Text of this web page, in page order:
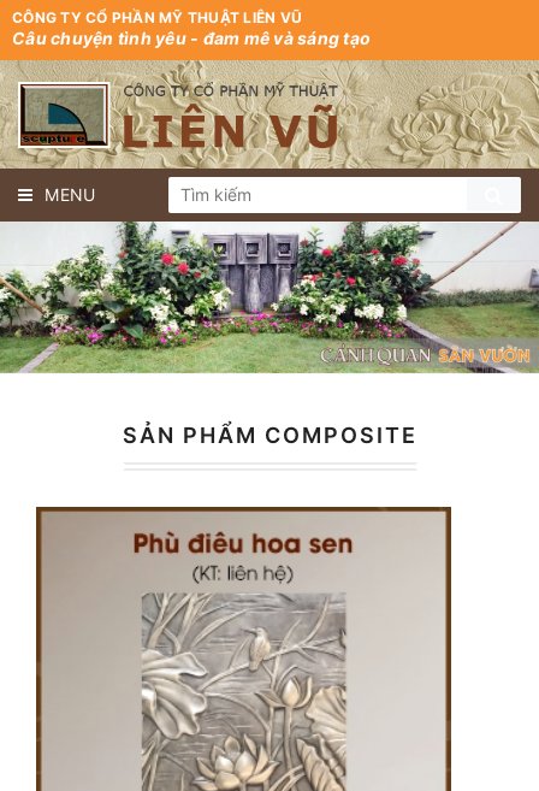
CÔNG TY CỔ PHẦN MỸ THUẬT LIÊN VŨ
Câu chuyện tình yêu - đam mê và sáng tạo
MENU
SẢN PHẨM COMPOSITE